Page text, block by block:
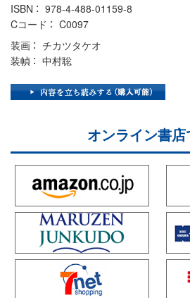
ISBN
978-4-488-01159-8
Cコード
C0097
装画
チカツタケオ
装幀
中村聡
オンライン書店